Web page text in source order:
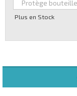
Plus en Stock